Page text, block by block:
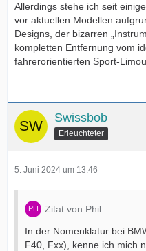
Allerdings stehe ich seit
vor aktuellen Modellen
Designs, der bizarren
kompletten Entfernung vom
fahrerorientierten Sport-
Swissbob
Erleuchteter
5. Juni 2024 um 13:46
Zitat von Phil
In der Nomenklatur bei
F40, Fxx), kenne ich mich